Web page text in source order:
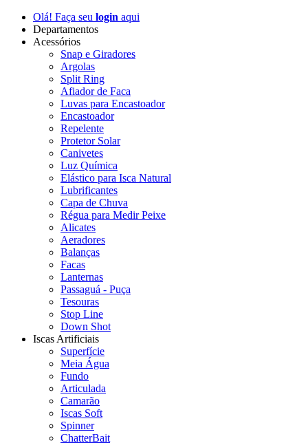
Olá! Faça seu login aqui
Departamentos
Acessórios
Snap e Giradores
Argolas
Split Ring
Afiador de Faca
Luvas para Encastoador
Encastoador
Repelente
Protetor Solar
Canivetes
Luz Química
Elástico para Isca Natural
Lubrificantes
Capa de Chuva
Régua para Medir Peixe
Alicates
Aeradores
Balanças
Facas
Lanternas
Passaguá - Puça
Tesouras
Stop Line
Down Shot
Iscas Artificiais
Superfície
Meia Água
Fundo
Articulada
Camarão
Iscas Soft
Spinner
ChatterBait